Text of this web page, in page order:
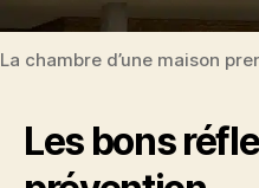
La chambre d’une maison
Les bons